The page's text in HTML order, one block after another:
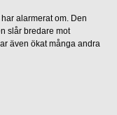
alarmerat om. Den
slår bredare mot
även ökat många andra